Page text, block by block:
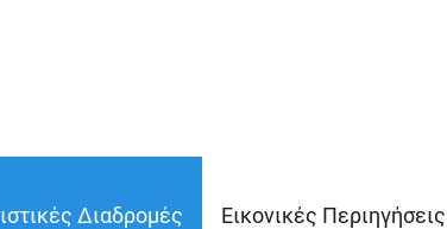
Διαδρομές Εικονικές Περιηγήσεις